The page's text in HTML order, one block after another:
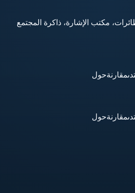
مكتب الإشارة، ذاكرة المجتمع
مقارنةحول
مقارنةحول